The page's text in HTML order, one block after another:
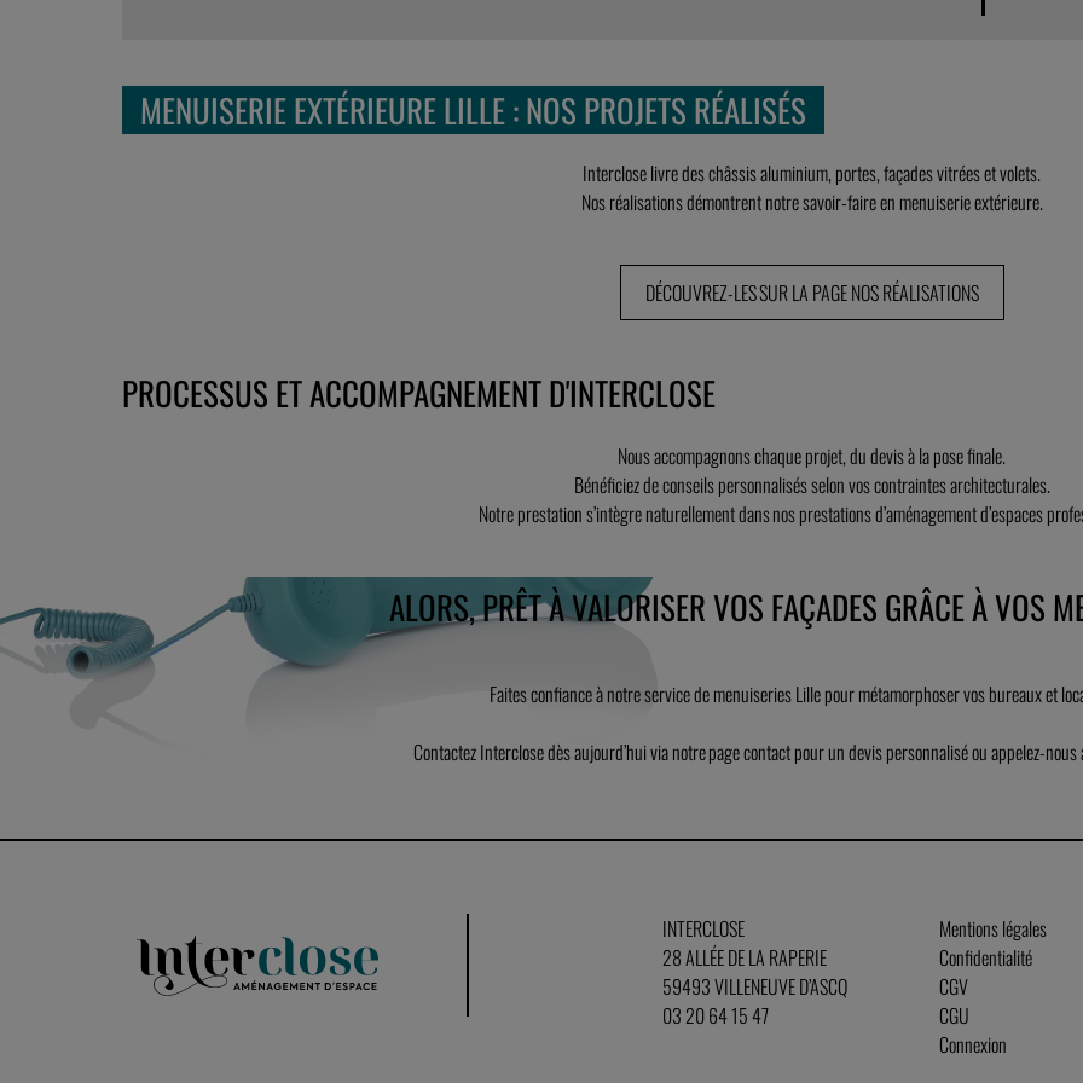
MENUISERIE EXTÉRIEURE LILLE : NOS PROJETS RÉALISÉS
Interclose livre des châssis aluminium, portes, façades vitrées et volets.
Nos réalisations démontrent notre savoir-faire en menuiserie extérieure.
DÉCOUVREZ-LES SUR LA PAGE NOS RÉALISATIONS
PROCESSUS ET ACCOMPAGNEMENT D'INTERCLOSE
Nous accompagnons chaque projet, du devis à la pose finale.
Bénéficiez de conseils personnalisés selon vos contraintes architecturales.
Notre prestation s’intègre naturellement dans nos prestations d’aménagement d’espaces
ALORS, PRÊT À VALORISER VOS FAÇADES GRÂCE À VOS
Faites confiance à notre service de menuiseries Lille pour métamorphoser vos bureaux et
Contactez Interclose dès aujourd’hui via notre page contact pour un devis personnalisé ou appelez-
INTERCLOSE
28 ALLÉE DE LA RAPERIE
59493 VILLENEUVE D’ASCQ
03 20 64 15 47
Mentions légales
Confidentialité
CGV
CGU
Connexion